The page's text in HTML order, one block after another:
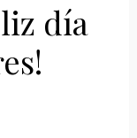
día